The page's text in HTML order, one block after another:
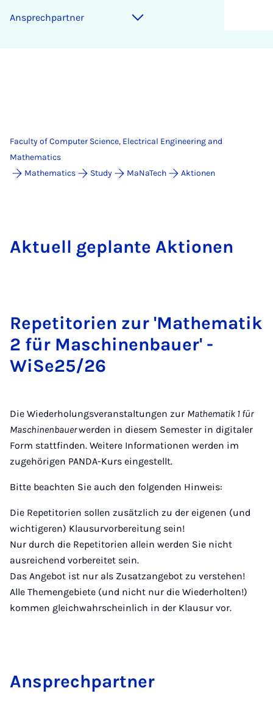
An­s­prech­part­ner
Faculty of Computer Science, Electrical Engineering and
Mathematics
Mathematics
Study MaNaTech Aktionen
Aktuell geplante Aktionen
Re­petit­ori­en zur 'Math­em­atik
2 für Maschinen­bauer' -
WiSe25/26
Die Wiederholungsveranstaltungen zur Mathematik 1 für
Maschinenbauerwerden in diesem Semester in digitaler
Form stattfinden. Weitere Informationen werden im
zugehörigen PANDA-Kurs eingestellt.
Bitte beachten Sie auch den folgenden Hinweis:
Die Repetitorien sollen zusätzlich zu der eigenen (und
wichtigeren) Klausurvorbereitung sein!
Nur durch die Repetitorien allein werden Sie nicht
ausreichend vorbereitet sein.
Das Angebot ist nur als Zusatzangebot zu verstehen!
Alle Themengebiete (und nicht nur die Wiederholten!)
kommen gleichwahrscheinlich in der Klausur vor.
An­s­prech­part­ner